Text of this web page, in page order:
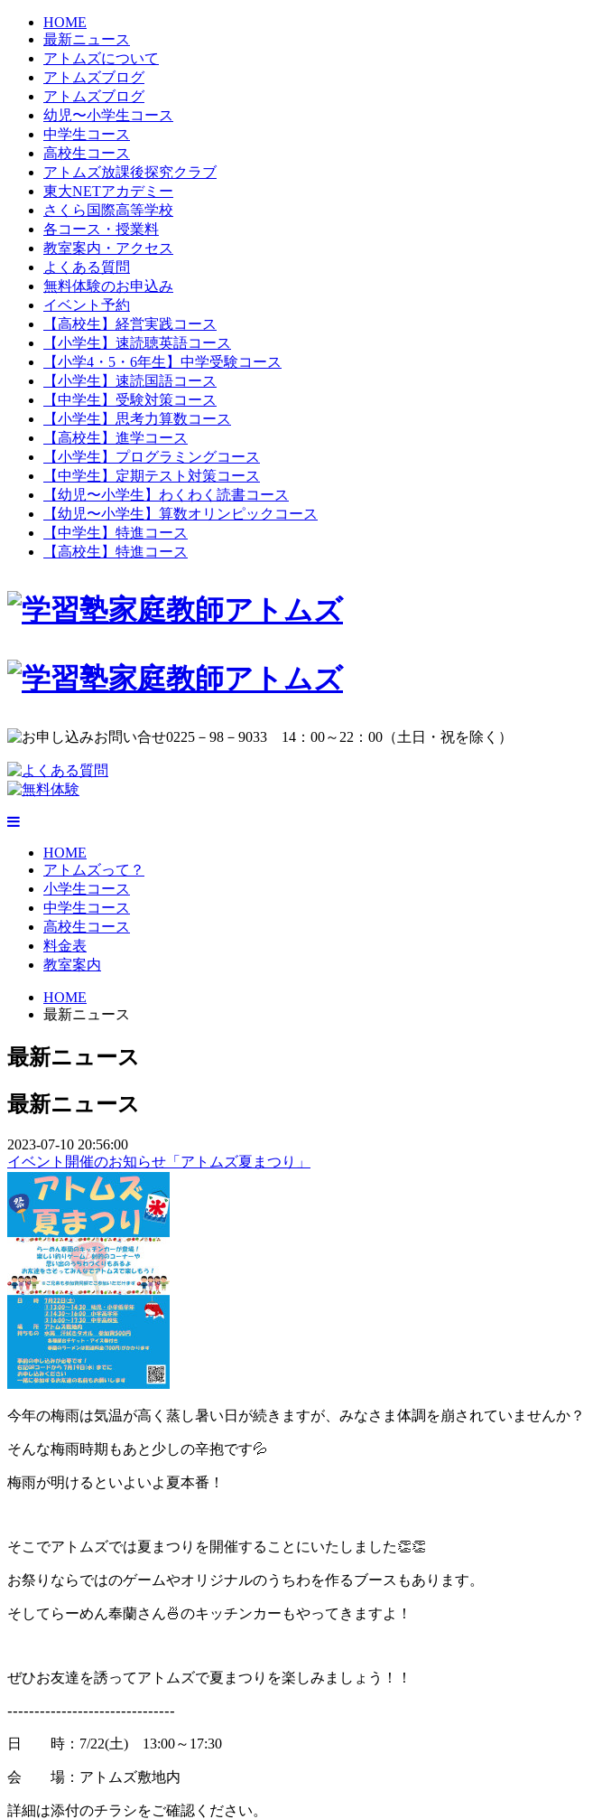
HOME
最新ニュース
アトムズについて
アトムズブログ
アトムズブログ
幼児〜小学生コース
中学生コース
高校生コース
アトムズ放課後探究クラブ
東大NETアカデミー
さくら国際高等学校
各コース・授業料
教室案内・アクセス
よくある質問
無料体験のお申込み
イベント予約
【高校生】経営実践コース
【小学生】速読聴英語コース
【小学4・5・6年生】中学受験コース
【小学生】速読国語コース
【中学生】受験対策コース
【小学生】思考力算数コース
【高校生】進学コース
【小学生】プログラミングコース
【中学生】定期テスト対策コース
【幼児〜小学生】わくわく読書コース
【幼児〜小学生】算数オリンピックコース
【中学生】特進コース
【高校生】特進コース
HOME
アトムズって？
小学生コース
中学生コース
高校生コース
料金表
教室案内
HOME
最新ニュース
最新ニュース
最新ニュース
2023-07-10 20:56:00
イベント開催のお知らせ「アトムズ夏まつり」
今年の梅雨は気温が高く蒸し暑い日が続きますが、みなさま体調を崩されていませんか？
そんな梅雨時期もあと少しの辛抱です💦
梅雨が明けるといよいよ夏本番！
そこでアトムズでは夏まつりを開催することにいたしました👏👏
お祭りならではのゲームやオリジナルのうちわを作るブースもあります。
そしてらーめん奉蘭さん🍜のキッチンカーもやってきますよ！
ぜひお友達を誘ってアトムズで夏まつりを楽しみましょう！！
-------------------------------
日 時：7/22(土) 13:00～17:30
会 場：アトムズ敷地内
詳細は添付のチラシをご確認ください。